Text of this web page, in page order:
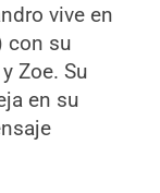
vive en
con su
Zoe. Su
en su